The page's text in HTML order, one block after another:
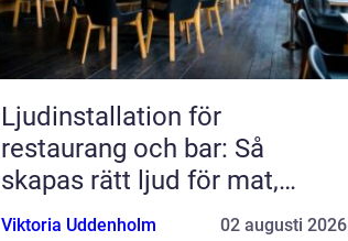
Ljudinstallation för
restaurang och bar: Så
skapas rätt ljud för mat,
dryck och stämning
Viktoria Uddenholm 02 augusti 2026